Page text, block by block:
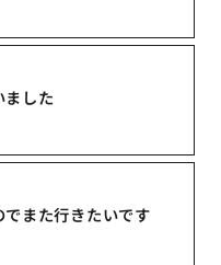
した
また行きたいです